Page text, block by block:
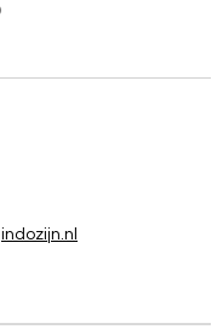
indozijn.nl